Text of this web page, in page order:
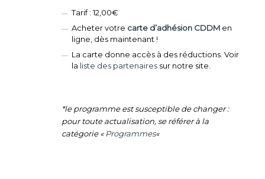
Tarif : 12,00€
Acheter votre carte d’adhésion CDDMen
ligne, dès maintenant !
La carte donne accès à des réductions. Voir
la liste des partenairessur notre site.
*le programme est susceptible de changer :
pour toute actualisation, se référer à la
catégorie «Programmes«